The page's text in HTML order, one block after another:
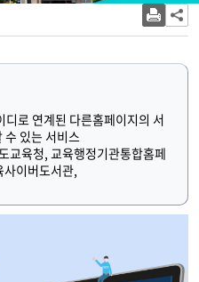
로 연계된 다른홈페이지의 서
수 있는 서비스
교육청, 교육행정기관통합홈페
이버도서관,